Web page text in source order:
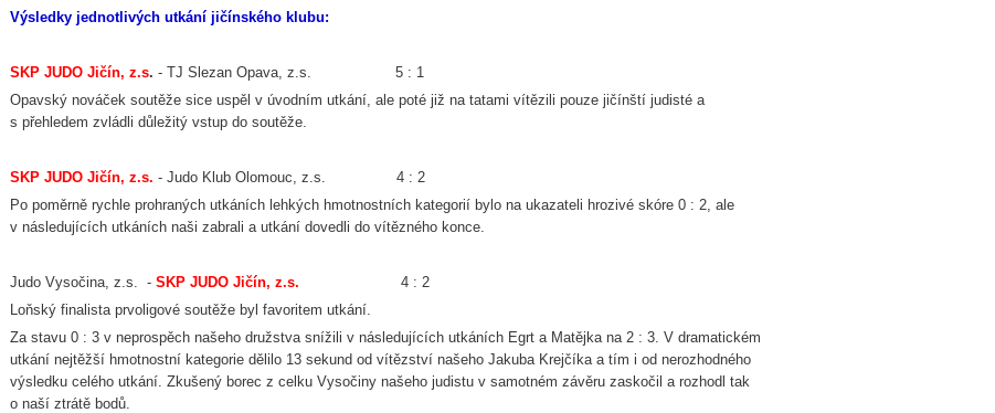
Výsledky jednotlivých utkání jičínského klubu:
SKP JUDO Jičín, z.s. - TJ Slezan Opava, z.s. 5 : 1
Opavský nováček soutěže sice uspěl v úvodním utkání, ale poté již na tatami vítězili pouze jičínští judisté a
s přehledem zvládli důležitý vstup do soutěže.
SKP JUDO Jičín, z.s. - Judo Klub Olomouc, z.s. 4 : 2
Po poměrně rychle prohraných utkáních lehkých hmotnostních kategorií bylo na ukazateli hrozivé skóre 0 : 2, ale
v následujících utkáních naši zabrali a utkání dovedli do vítězného konce.
Judo Vysočina, z.s. - SKP JUDO Jičín, z.s. 4 : 2
Loňský finalista prvoligové soutěže byl favoritem utkání.
Za stavu 0 : 3 v neprospěch našeho družstva snížili v následujících utkáních Egrt a Matějka na 2 : 3. V dramatickém
utkání nejtěžší hmotnostní kategorie dělilo 13 sekund od vítězství našeho Jakuba Krejčíka a tím i od nerozhodného
výsledku celého utkání. Zkušený borec z celku Vysočiny našeho judistu v samotném závěru zaskočil a rozhodl tak
o naší ztrátě bodů.